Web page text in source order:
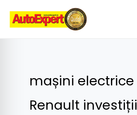
content
mașini electrice
Renault investiții